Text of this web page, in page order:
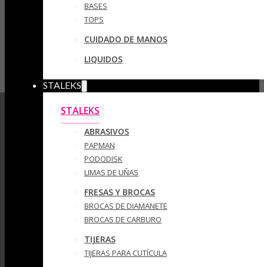
BASES
TOPS
CUIDADO DE MANOS
LIQUIDOS
STALEKS
STALEKS
ABRASIVOS
PAPMAN
PODODISK
LIMAS DE UÑAS
FRESAS Y BROCAS
BROCAS DE DIAMANETE
BROCAS DE CARBURO
TIJERAS
TIJERAS PARA CUTÍCULA